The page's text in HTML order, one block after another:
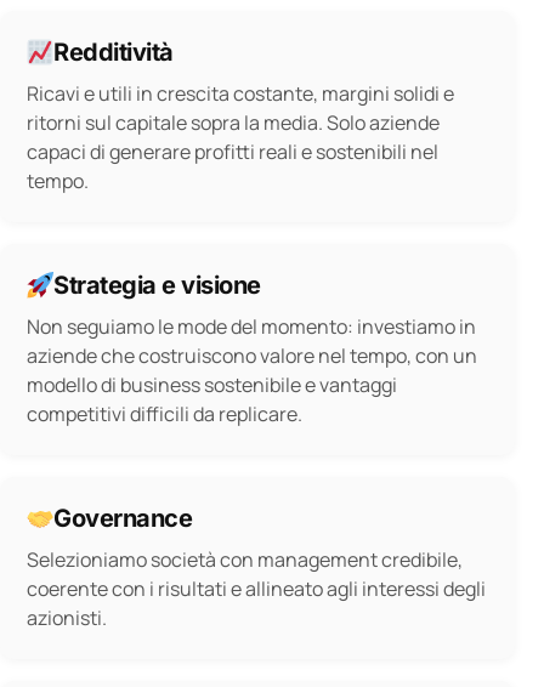
Redditività
Ricavi e utili in crescita costante, margini solidi e
ritorni sul capitale sopra la media. Solo aziende
capaci di generare profitti reali e sostenibili nel
tempo.
Strategia e visione
Non seguiamo le mode del momento: investiamo in
aziende che costruiscono valore nel tempo, con un
modello di business sostenibile e vantaggi
competitivi difficili da replicare.
Governance
Selezioniamo società con management credibile,
coerente con i risultati e allineato agli interessi degli
azionisti.